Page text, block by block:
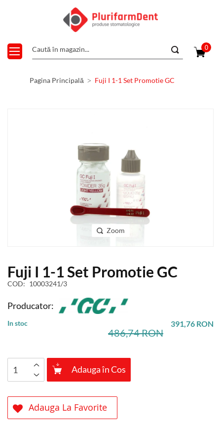
0
Pagina Principală Fuji I 1-1 Set Promotie GC
Fuji I 1-1 Set Promotie GC
COD 10003241/3
Producator:
In stoc 391,76 RON
486,74 RON
Adauga în Cos
Adauga La Favorite
Zoom
to
the
the
images